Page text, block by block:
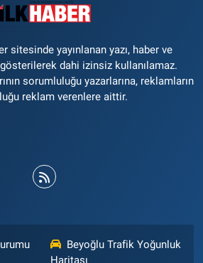
sitesinde yayınlanan yazı, haber ve
dahi izinsiz kullanılamaz.
sorumluluğu yazarlarına, reklamların
reklam verenlere aittir.
Beyoğlu Trafik Yoğunluk
Haritası